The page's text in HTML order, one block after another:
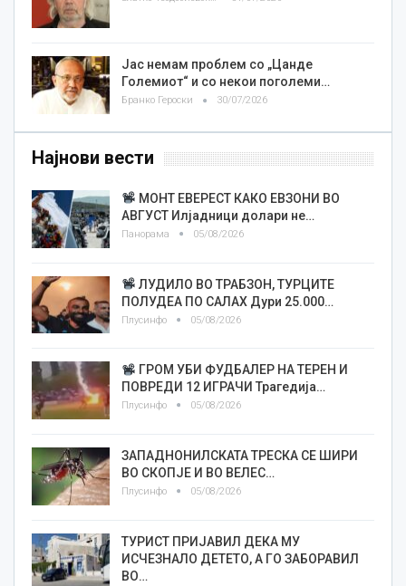
Јас немам проблем со „Цанде
Големиот“ и со некои поголеми…
Бранко Героски 30/07/2026
Најнови вести
МОНТ ЕВЕРЕСТ КАКО ЕВЗОНИ ВО
АВГУСТ Илјадници долари не…
Панорама 05/08/2026
ЛУДИЛО ВО ТРАБЗОН, ТУРЦИТЕ
ПОЛУДЕА ПО САЛАХ Дури 25.000…
Плусинфо 05/08/2026
ГРОМ УБИ ФУДБАЛЕР НА ТЕРЕН И
ПОВРЕДИ 12 ИГРАЧИ Трагедија…
Плусинфо 05/08/2026
ЗАПАДНОНИЛСКАТА ТРЕСКА СЕ ШИРИ
ВО СКОПЈЕ И ВО ВЕЛЕС…
Плусинфо 05/08/2026
ТУРИСТ ПРИЈАВИЛ ДЕКА МУ
ИСЧЕЗНАЛО ДЕТЕТО, А ГО ЗАБОРАВИЛ
ВО…